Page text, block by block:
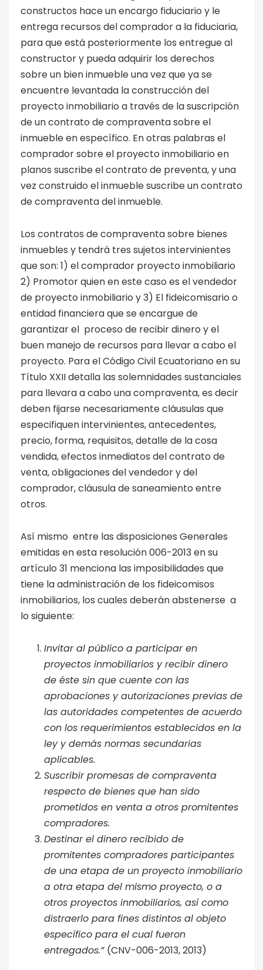
constructos hace un encargo fiduciario y le
entrega recursos del comprador a la fiduciaria,
para que está posteriormente los entregue al
constructor y pueda adquirir los derechos
sobre un bien inmueble una vez que ya se
encuentre levantada la construcción del
proyecto inmobiliario a través de la suscripción
de un contrato de compraventa sobre el
inmueble en específico. En otras palabras el
comprador sobre el proyecto inmobiliario en
planos suscribe el contrato de preventa, y una
vez construido el inmueble suscribe un contrato
de compraventa del inmueble.
Los contratos de compraventa sobre bienes
inmuebles y tendrá tres sujetos intervinientes
que son: 1) el comprador proyecto inmobiliario
2) Promotor quien en este caso es el vendedor
de proyecto inmobiliario y 3) El fideicomisario o
entidad financiera que se encargue de
garantizar el proceso de recibir dinero y el
buen manejo de recursos para llevar a cabo el
proyecto. Para el Código Civil Ecuatoriano en su
Título XXII detalla las solemnidades sustanciales
para llevara a cabo una compraventa, es decir
deben fijarse necesariamente cláusulas que
especifiquen intervinientes, antecedentes,
precio, forma, requisitos, detalle de la cosa
vendida, efectos inmediatos del contrato de
venta, obligaciones del vendedor y del
comprador, cláusula de saneamiento entre
otros.
Así mismo entre las disposiciones Generales
emitidas en esta resolución 006-2013 en su
artículo 31 menciona las imposibilidades que
tiene la administración de los fideicomisos
inmobiliarios, los cuales deberán abstenerse a
lo siguiente:
Invitar al público a participar en
proyectos inmobiliarios y recibir dinero
de éste sin que cuente con las
aprobaciones y autorizaciones previas de
las autoridades competentes de acuerdo
con los requerimientos establecidos en la
ley y demás normas secundarias
aplicables.
Suscribir promesas de compraventa
respecto de bienes que han sido
prometidos en venta a otros promitentes
compradores.
Destinar el dinero recibido de
promitentes compradores participantes
de una etapa de un proyecto inmobiliario
a otra etapa del mismo proyecto, o a
otros proyectos inmobiliarios, así como
distraerlo para fines distintos al objeto
específico para el cual fueron
entregados.” (CNV-006-2013, 2013)